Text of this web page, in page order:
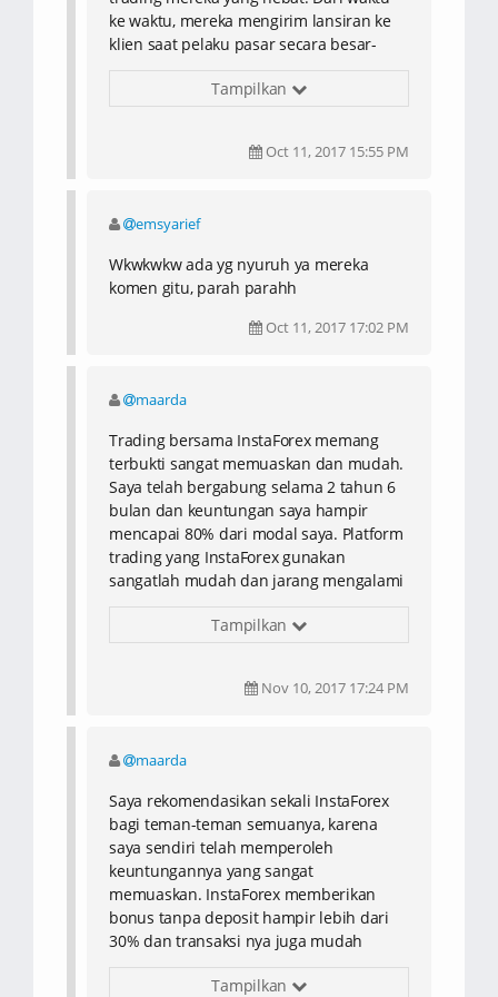
ke waktu, mereka mengirim lansiran ke
klien saat pelaku pasar secara besar-
adalah hari ini. Mereka mengirim email
saat pasar sedang dalam keadaan tidak
melalui android saya, yang berarti saya
bisa trading saat dalam perjalanan.
Karena itu, saya akan mempertahankan
broker ini.
Tampilkan
Oct 11, 2017 15:55 PM
emsyarief
Wkwkwkw ada yg nyuruh ya mereka
komen gitu, parah parahh
Oct 11, 2017 17:02 PM
maarda
Trading bersama InstaForex memang
terbukti sangat memuaskan dan mudah.
Saya telah bergabung selama 2 tahun 6
bulan dan keuntungan saya hampir
mencapai 80% dari modal saya. Platform
trading yang InstaForex gunakan
sangatlah mudah dan jarang mengalami
MT4 melalui komputer dan juga
saya melakukan trading di mana pun
ForexCopy. Program ini membuat saya
dapat belajar dari pengalaman trading
trader senior dan juga mendapatkan
keuntungan yang setimpal. Saya sangat
merekomendasikan InstaForex.
Tampilkan
Nov 10, 2017 17:24 PM
maarda
Saya rekomendasikan sekali InstaForex
bagi teman-teman semuanya, karena
saya sendiri telah memperoleh
keuntungannya yang sangat
memuaskan. InstaForex memberikan
bonus tanpa deposit hampir lebih dari
30% dan transaksi nya juga mudah
application. Bagi saya, InstaForex adalah
Tampilkan